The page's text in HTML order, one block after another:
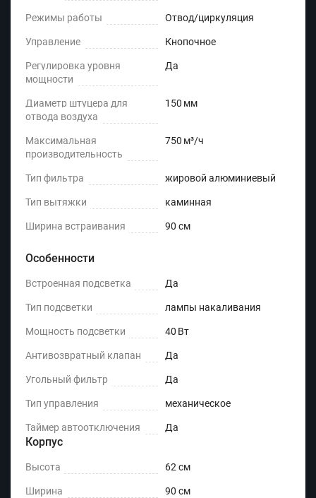
Режимы работы Отвод/циркуляция
Управление Кнопочное
Регулировка уровня
мощности
Да
Диаметр штуцера для
отвода воздуха
150 мм
Максимальная
производительность
750 м³/ч
Тип фильтра жировой алюминиевый
Тип вытяжки каминная
Ширина встраивания 90 см
Особенности
Встроенная подсветка Да
Тип подсветки лампы накаливания
Мощность подсветки 40 Вт
Антивозвратный клапан Да
Угольный фильтр Да
Тип управления механическое
Таймер автоотключения Да
Корпус
Высота 62 см
Ширина 90 см